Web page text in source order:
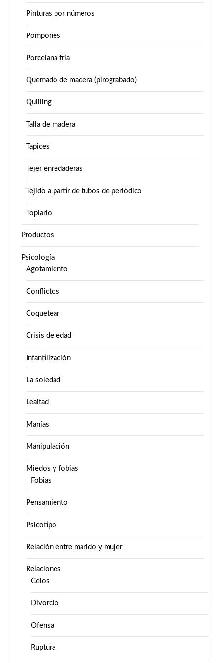
Pinturas por números
Pompones
Porcelana fría
Quemado de madera (pirograbado)
Quilling
Talla de madera
Tapices
Tejer enredaderas
Tejido a partir de tubos de periódico
Topiario
Productos
Psicología
Agotamiento
Conflictos
Coquetear
Crisis de edad
Infantilización
La soledad
Lealtad
Manías
Manipulación
Miedos y fobias
Fobias
Pensamiento
Psicotipo
Relación entre marido y mujer
Relaciones
Celos
Divorcio
Ofensa
Ruptura